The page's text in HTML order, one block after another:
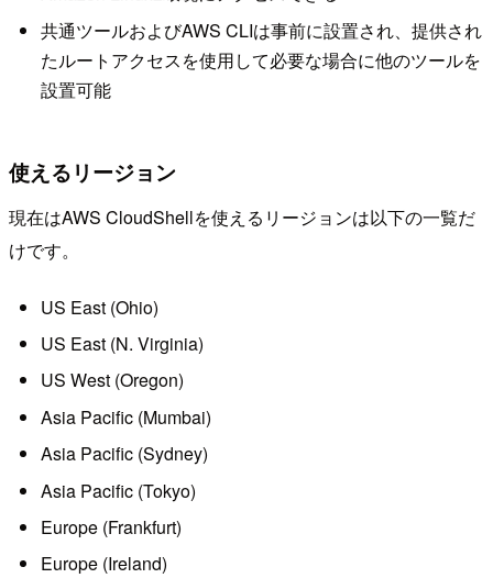
共通ツールおよびAWS CLIは事前に設置され、提供され
たルートアクセスを使用して必要な場合に他のツールを
設置可能
使えるリージョン
現在はAWS CloudShellを使えるリージョンは以下の一覧だ
けです。
US East (Ohio)
US East (N. Virginia)
US West (Oregon)
Asia Pacific (Mumbai)
Asia Pacific (Sydney)
Asia Pacific (Tokyo)
Europe (Frankfurt)
Europe (Ireland)